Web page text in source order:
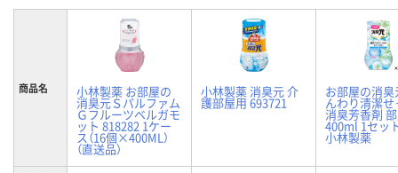
商品名 小林製薬 お部屋の
消臭元Ｓパルファム
Ｇフルーツベルガモ
ット 818282 1ケー
ス（16個×400ML）
（直送品）
小林製薬 消臭元 介
護部屋用 693721
お部屋の消臭
んわり清潔
消臭芳香剤
400ml 1セット
小林製薬